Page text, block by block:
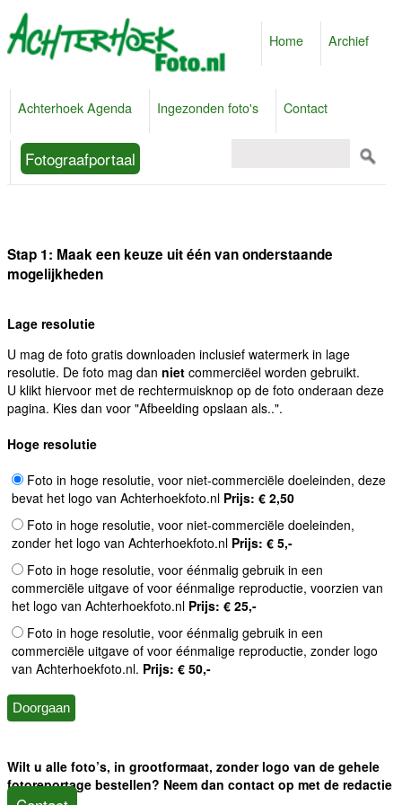
Home Archief
Achterhoek Agenda Ingezonden foto's Contact
Fotograafportaal
Stap 1: Maak een keuze uit één van onderstaande
mogelijkheden
Lage resolutie
U mag de foto gratis downloaden inclusief watermerk in lage
resolutie. De foto mag dan niet commerciëel worden gebruikt.
U klikt hiervoor met de rechtermuisknop op de foto onderaan deze
pagina. Kies dan voor "Afbeelding opslaan als..".
Hoge resolutie
Foto in hoge resolutie, voor niet-commerciële doeleinden, deze
bevat het logo van Achterhoekfoto.nl Prijs: € 2,50
Foto in hoge resolutie, voor niet-commerciële doeleinden,
zonder het logo van Achterhoekfoto.nl Prijs: € 5,-
Foto in hoge resolutie, voor éénmalig gebruik in een
commerciële uitgave of voor éénmalige reproductie, voorzien van
het logo van Achterhoekfoto.nl Prijs: € 25,-
Foto in hoge resolutie, voor éénmalig gebruik in een
commerciële uitgave of voor éénmalige reproductie, zonder logo
van Achterhoekfoto.nl. Prijs: € 50,-
Wilt u alle foto’s, in grootformaat, zonder logo van de gehele
fotoreportage bestellen? Neem dan contact op met de redactie